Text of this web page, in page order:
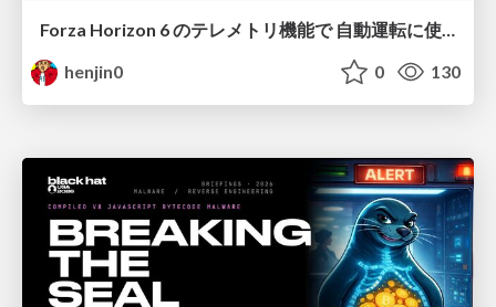
Forza Horizon 6 のテレメトリ機能で 自動運転に使えそうな学習データを集める話
henjin0
0 130